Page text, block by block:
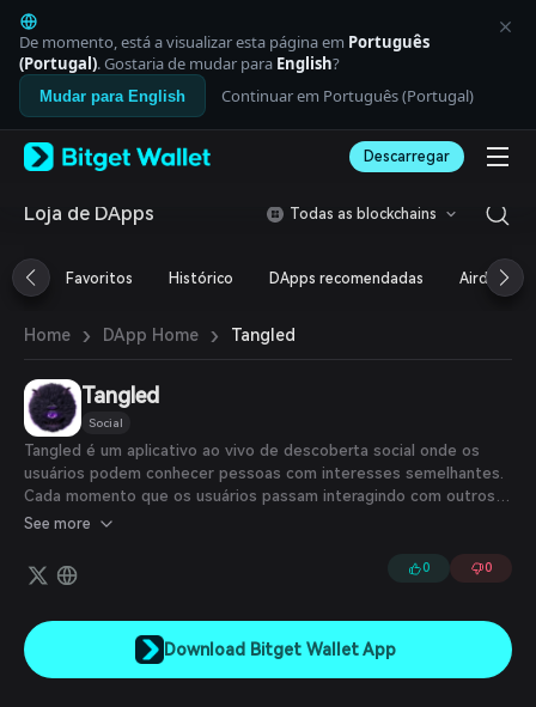
English
日本語
Tiếng Việt
Русский
Español (Latinoamérica)
Italiano
Deutsch
繁體中文
Português (Portugal)
ภาษาไทย
العربية
हिन्दी
Español
Português (Brasil)
Español (Argentina)
De momento, está a visualizar esta página em Português
(Portugal). Gostaria de mudar para English?
Mudar para English Continuar em Português (Portugal)
Descarregar
Loja de DApps Todas as blockchains
Favoritos Histórico DApps recomendadas Airdrop
Home › DApp Home › Tangled
Tangled
Social
Tangled é um aplicativo ao vivo de descoberta social onde os
usuários podem conhecer pessoas com interesses semelhantes.
Cada momento que os usuários passam interagindo com outros
no Tangled é monetizado e recompensado.
See more
0 0
Download Bitget Wallet App